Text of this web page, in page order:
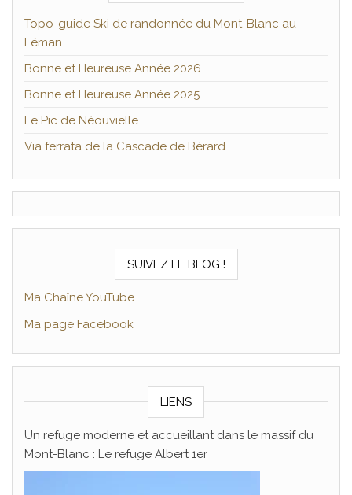
Topo-guide Ski de randonnée du Mont-Blanc au
Léman
Bonne et Heureuse Année 2026
Bonne et Heureuse Année 2025
Le Pic de Néouvielle
Via ferrata de la Cascade de Bérard
SUIVEZ LE BLOG !
Ma Chaîne YouTube
Ma page Facebook
LIENS
Un refuge moderne et accueillant dans le massif du
Mont-Blanc : Le refuge Albert 1er